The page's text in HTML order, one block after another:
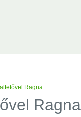
Ragna
Ragna